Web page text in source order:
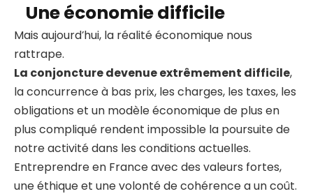
Une économie difficile
Mais aujourd’hui, la réalité économique nous
rattrape.
La conjoncture devenue extrêmement difficile,
la concurrence à bas prix, les charges, les taxes, les
obligations et un modèle économique de plus en
plus compliqué rendent impossible la poursuite de
notre activité dans les conditions actuelles.
Entreprendre en France avec des valeurs fortes,
une éthique et une volonté de cohérence a un coût.